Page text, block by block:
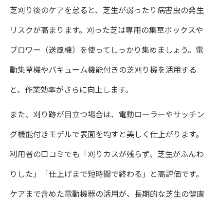
芝刈り後のケアを怠ると、芝生が弱ったり病害虫の発生
リスクが高まります。刈った芝は専用の集草ボックスや
ブロワー（送風機）を使ってしっかり集めましょう。電
動集草機やバキューム機能付きの芝刈り機を活用する
と、作業効率がさらに向上します。
また、刈り跡が目立つ場合は、電動ローラーやサッチン
グ機能付きモデルで表面を均すと美しく仕上がります。
利用者の口コミでも「刈りカスが残らず、芝生がふんわ
りした」「仕上げまで短時間で終わる」と高評価です。
ケアまで含めた電動機器の活用が、長期的な芝生の健康